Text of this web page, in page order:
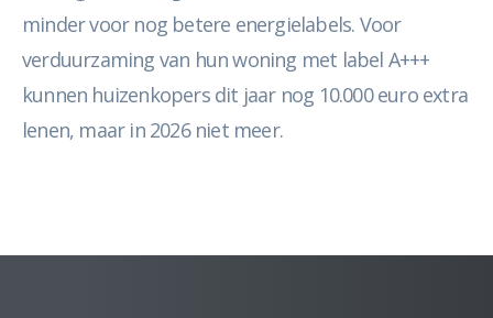
minder voor nog betere energielabels. Voor
verduurzaming van hun woning met label A+++
kunnen huizenkopers dit jaar nog 10.000 euro extra
lenen, maar in 2026 niet meer.